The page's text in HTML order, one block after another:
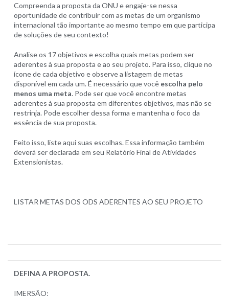
Compreenda a proposta da ONU e engaje-se nessa
oportunidade de contribuir com as metas de um organismo
internacional tão importante ao mesmo tempo em que participa
de soluções de seu contexto!
Analise os 17 objetivos e escolha quais metas podem ser
aderentes à sua proposta e ao seu projeto. Para isso, clique no
ícone de cada objetivo e observe a listagem de metas
disponível em cada um. É necessário que você escolha pelo
menos uma meta. Pode ser que você encontre metas
aderentes à sua proposta em diferentes objetivos, mas não se
restrinja. Pode escolher dessa forma e mantenha o foco da
essência de sua proposta.
Feito isso, liste aqui suas escolhas. Essa informação também
deverá ser declarada em seu Relatório Final de Atividades
Extensionistas.
LISTAR METAS DOS ODS ADERENTES AO SEU PROJETO
DEFINA A PROPOSTA.
IMERSÃO: